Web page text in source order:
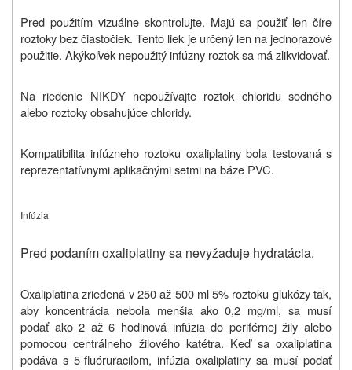
Pred použitím vizuálne skontrolujte. Majú sa použiť len číre
roztoky bez čiastočiek. Tento liek je určený len na jednorazové
použitie. Akýkoľvek nepoužitý infúzny roztok sa má zlikvidovať.
Na riedenie NIKDY nepoužívajte roztok chloridu sodného
alebo roztoky obsahujúce chloridy.
Kompatibilita infúzneho roztoku oxaliplatiny bola testovaná s
reprezentatívnymi aplikačnými setmi na báze PVC.
Infúzia
Pred podaním oxaliplatiny sa nevyžaduje hydratácia.
Oxaliplatina zriedená v 250 až 500 ml 5% roztoku glukózy tak,
aby koncentrácia nebola menšia ako 0,2 mg/ml, sa musí
podať ako 2 až 6 hodinová infúzia do periférnej žily alebo
pomocou centrálneho žilového katétra. Keď sa oxaliplatina
podáva s5-fluóruracilom, infúzia oxaliplatiny sa musí podať